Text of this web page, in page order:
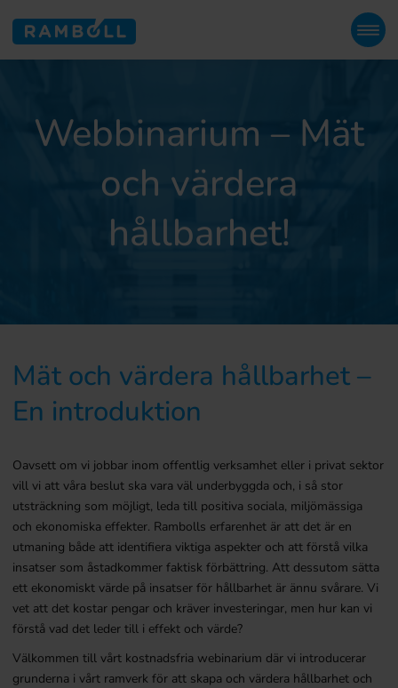
Webbinarium – Mät
och värdera
hållbarhet!
Mät och värdera hållbarhet –
En introduktion
Oavsett om vi jobbar inom offentlig verksamhet eller i privat sektor
vill vi att våra beslut ska vara väl underbyggda och, i så stor
utsträckning som möjligt, leda till positiva sociala, miljömässiga
och ekonomiska effekter. Rambolls erfarenhet är att det är en
utmaning både att identifiera viktiga aspekter och att förstå vilka
insatser som åstadkommer faktisk förbättring. Att dessutom sätta
ett ekonomiskt värde på insatser för hållbarhet är ännu svårare. Vi
vet att det kostar pengar och kräver investeringar, men hur kan vi
förstå vad det leder till i effekt och värde?
Välkommen till vårt kostnadsfria webinarium där vi introducerar
grunderna i vårt ramverk för att skapa och värdera hållbarhet och